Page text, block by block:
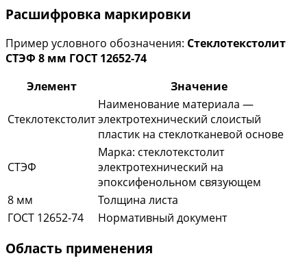
Расшифровка маркировки
Пример условного обозначения: Стеклотекстолит
СТЭФ 8 мм ГОСТ 12652-74
Элемент
Значение
Стеклотекстолит
Наименование материала —
электротехнический слоистый
пластик на стеклотканевой основе
СТЭФ
Марка: стеклотекстолит
электротехнический на
эпоксифенольном связующем
8 мм
Толщина листа
ГОСТ 12652-74
Нормативный документ
Область применения